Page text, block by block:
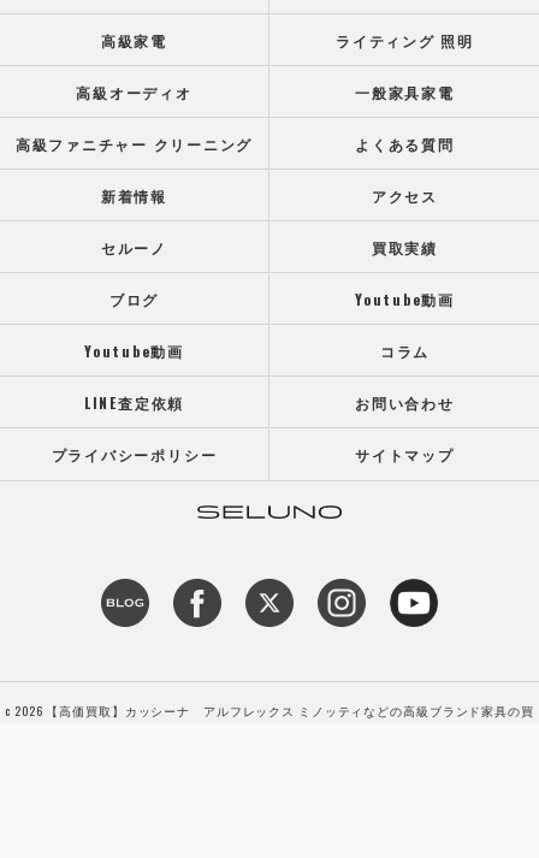
高級家電 ライティング 照明
高級オーディオ 一般家具家電
高級ファニチャー クリーニング よくある質問
新着情報 アクセス
セルーノ 買取実績
ブログ Youtube動画
Youtube動画 コラム
LINE査定依頼 お問い合わせ
プライバシーポリシー サイトマップ
c 2026 【高価買取】カッシーナ アルフレックス ミノッティなどの高級ブランド家具の買